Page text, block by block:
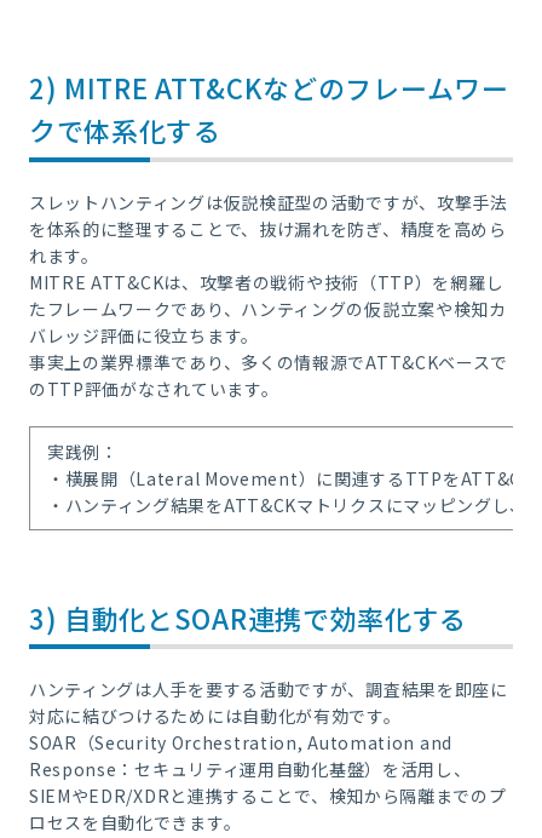
2) MITRE ATT&CKなどのフレームワー
クで体系化する
スレットハンティングは仮説検証型の活動ですが、攻撃手法
を体系的に整理することで、抜け漏れを防ぎ、精度を高めら
れます。
MITRE ATT&CKは、攻撃者の戦術や技術（TTP）を網羅し
たフレームワークであり、ハンティングの仮説立案や検知カ
バレッジ評価に役立ちます。
事実上の業界標準であり、多くの情報源でATT&CKベースで
のTTP評価がなされています。
実践例：
・横展開（Lateral Movement）に関連するTTPをATT&CK
・ハンティング結果をATT&CKマトリクスにマッピングし、
3) 自動化とSOAR連携で効率化する
ハンティングは人手を要する活動ですが、調査結果を即座に
対応に結びつけるためには自動化が有効です。
SOAR（Security Orchestration, Automation and
Response：セキュリティ運用自動化基盤）を活用し、
SIEMやEDR/XDRと連携することで、検知から隔離までのプ
ロセスを自動化できます。